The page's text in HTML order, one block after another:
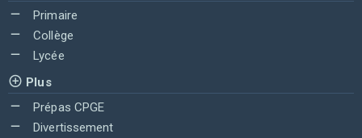
Primaire
Collège
Lycée
Plus
Prépas CPGE
Divertissement